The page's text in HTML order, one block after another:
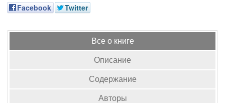
Facebook Twitter
Все о книге
Описание
Содержание
Авторы